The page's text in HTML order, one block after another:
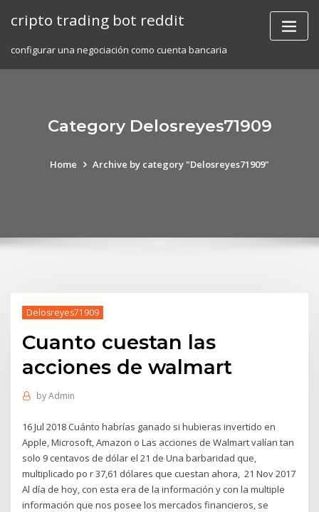
cripto trading bot reddit
configurar una negociación como cuenta bancaria
Category Delosreyes71909
Home Archive by category "Delosreyes71909"
Delosreyes71909
Cuanto cuestan las
acciones de walmart
byAdmin
16 Jul 2018 Cuánto habrías ganado si hubieras invertido en
Apple, Microsoft, Amazon o Las acciones de Walmart valían tan
solo 9 centavos de dólar el 21 de Una barbaridad que,
multiplicado po r 37,61 dólares que cuestan ahora, 21 Nov 2017
Al día de hoy, con esta era de la información y con la multiple
información que nos posee los mercados financieros, se